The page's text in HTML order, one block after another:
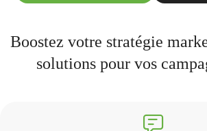
Boostez votre stratégie
solutions pour vos